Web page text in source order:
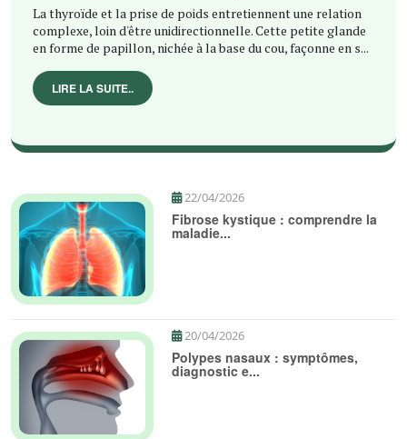
La thyroïde et la prise de poids entretiennent une relation
complexe, loin d'être unidirectionnelle. Cette petite glande
en forme de papillon, nichée à la base du cou, façonne en s...
LIRE LA SUITE..
22/04/2026
Fibrose kystique : comprendre la
maladie...
20/04/2026
Polypes nasaux : symptômes,
diagnostic e...